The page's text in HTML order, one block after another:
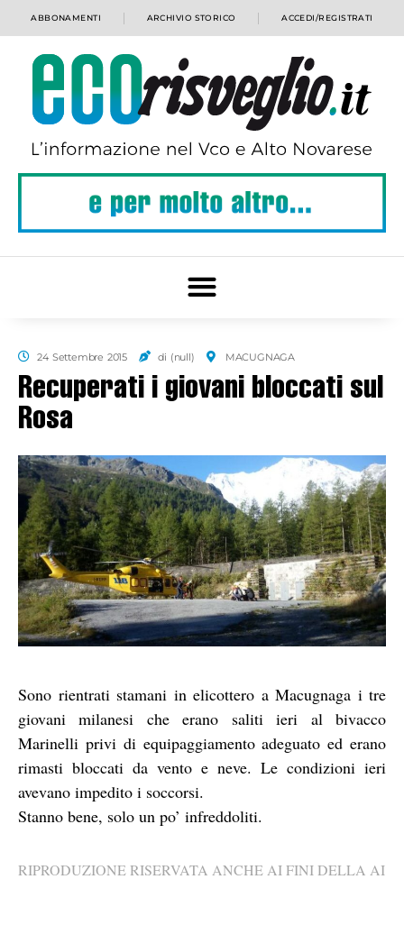
ABBONAMENTI ARCHIVIO STORICO ACCEDI/REGISTRATI
24 Settembre 2015 di (null) MACUGNAGA
Recuperati i giovani bloccati sul
Rosa
Sono rientrati stamani in elicottero a Macugnaga i tre
giovani milanesi che erano saliti ieri al bivacco
Marinelli privi di equipaggiamento adeguato ed erano
rimasti bloccati da vento e neve. Le condizioni ieri
avevano impedito i soccorsi.
Stanno bene, solo un po’ infreddoliti.
RIPRODUZIONE RISERVATA ANCHE AI FINI DELLA AI